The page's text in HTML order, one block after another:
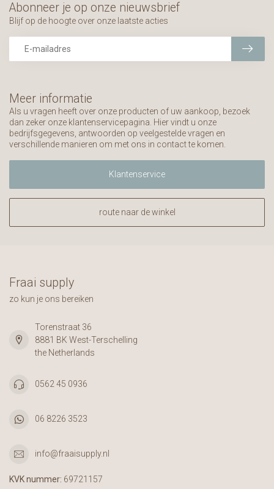
Meer informatie
Als u vragen heeft over onze producten of uw aankoop, bezoek
dan zeker onze klantenservicepagina. Hier vindt u onze
bedrijfsgegevens, antwoorden op veelgestelde vragen en
verschillende manieren om met ons in contact te komen.
Klantenservice
route naar de winkel
Abonneer je op onze nieuwsbrief
Blijf op de hoogte over onze laatste acties
Fraai supply
zo kun je ons bereiken
Torenstraat 36
8881 BK West-Terschelling
the Netherlands
0562 45 0936
06 8226 3523
info@fraaisupply.nl
KVK nummer: 69721157